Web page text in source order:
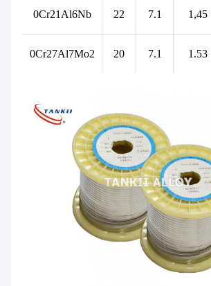
0Cr21Al6Nb 22 7.1 1,45
0Cr27Al7Mo2 20 7.1 1.53